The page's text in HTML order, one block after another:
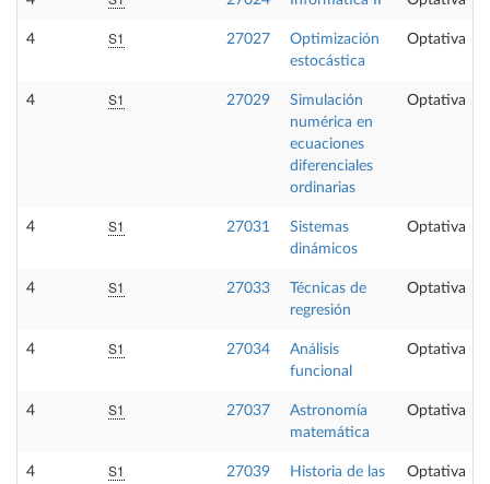
4 S1 27027
Optimización
estocástica
Optativa
4 S1 27029
Simulación
numérica en
ecuaciones
diferenciales
ordinarias
Optativa
4 S1 27031
Sistemas
dinámicos
Optativa
4 S1 27033
Técnicas de
regresión
Optativa
4 S1 27034
Análisis
funcional
Optativa
4 S1 27037
Astronomía
matemática
Optativa
4 S1 27039
Historia de las
Optativa